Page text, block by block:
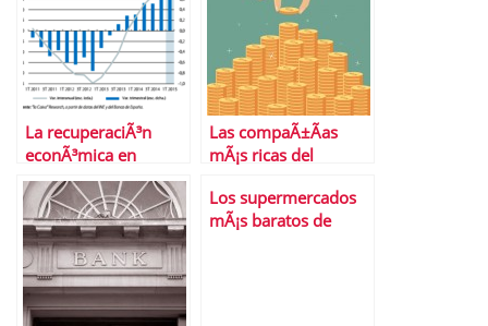
La recuperaciÃ³n
econÃ³mica en
EspaÃ±a,
Â¿consolidada?
Las compaÃ±Ã­as
mÃ¡s ricas del
Los supermercados
mÃ¡s baratos de